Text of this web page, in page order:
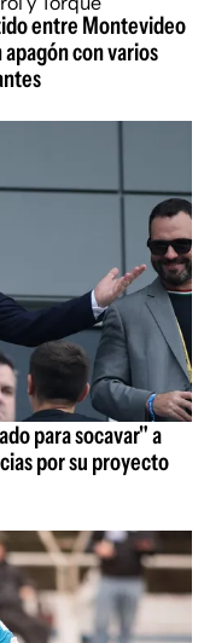
entre Montevideo
con varios
para socavar" a
por su proyecto